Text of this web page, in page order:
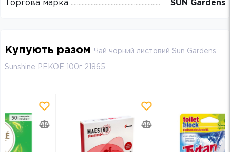
Торгова марка SUN Gardens
Купують разом Чай чорний листовий Sun Gardens
Sunshine PEKOE 100г 21865